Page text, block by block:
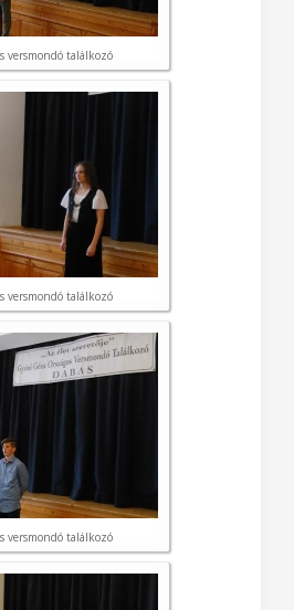
versmondó találkozó
versmondó találkozó
versmondó találkozó